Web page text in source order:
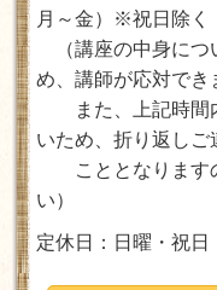
月～金）※祝日除く
（講座の中身に
め、講師が応対でき
また、上記時間
いため、折り返しご
ことと なります
い）
定休日：日曜・祝